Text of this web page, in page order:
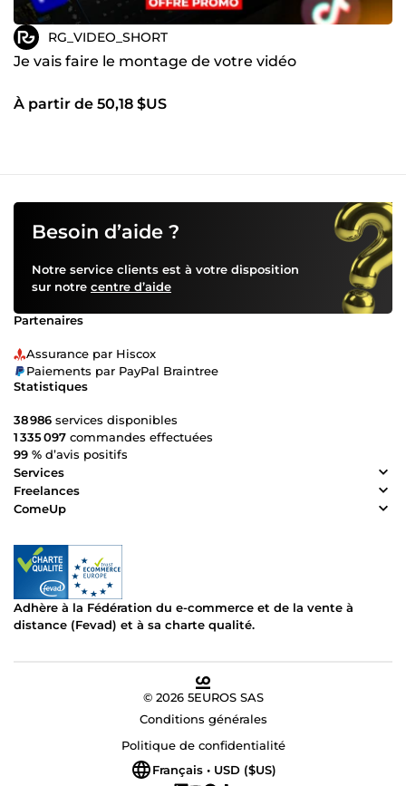
RG_VIDEO_SHORT
Je vais faire le montage de votre vidéo
À partir de 50,18 $US
Besoin d’aide ?
Notre service clients est à votre disposition
sur notre centre d’aide
Partenaires
Assurance par Hiscox
Paiements par PayPal Braintree
Statistiques
38 986 services disponibles
1 335 097 commandes effectuées
99 % d’avis positifs
Services
Freelances
ComeUp
Adhère à la Fédération du e-commerce et de la vente à
distance (Fevad) et à sa charte qualité.
© 2026 5EUROS SAS
Conditions générales
Politique de confidentialité
Français • USD ($US)